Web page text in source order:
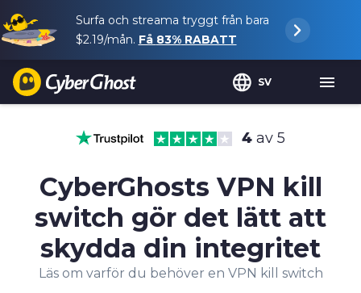
Surfa och streama tryggt från bara
$2.19/mån. Få 83%RABATT
SV
4 av 5
CyberGhosts VPN kill
switch gör det lätt att
skydda din integritet
Läs om varför du behöver en VPN kill switch